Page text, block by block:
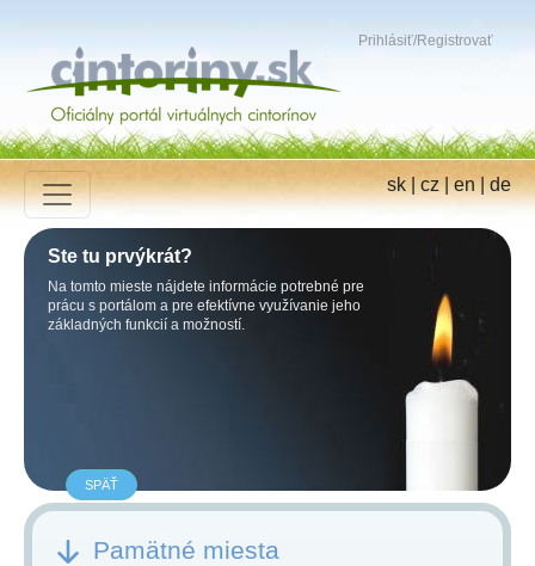
Prihlásiť/Registrovať
sk|cz|en|de
Ste tu prvýkrát?
Na tomto mieste nájdete informácie potrebné pre
prácu s portálom a pre efektívne využívanie jeho
základných funkcií a možností.
SPÄŤ
Pamätné miesta